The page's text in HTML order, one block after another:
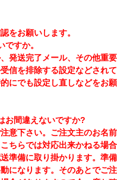
をお願いします。
すか。
発送完了メール、その他重要
信を排除する設定などされて
にでも設定し直しなどをお願
お間違えないですか?
意下さい。ご注文主のお名前
ちらでは対応出来かねる場合
準備に取り掛かります。準備
になります。そのあとでご注